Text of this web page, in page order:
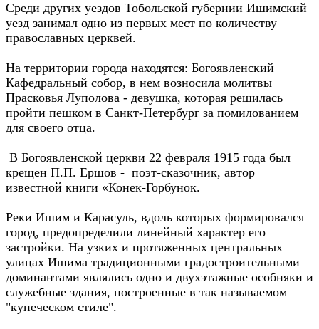
Среди других уездов Тобольской губернии Ишимский
уезд занимал одно из первых мест по количеству
православных церквей.
На территории города находятся: Богоявленский
Кафедральный собор, в нем возносила молитвы
Прасковья Луполова - девушка, которая решилась
пройти пешком в Санкт-Петербург за помилованием
для своего отца.
В Богоявленской церкви 22 февраля 1915 года был
крещен П.П. Ершов - поэт-сказочник, автор
известной книги «Конек-Горбунок.
Реки Ишим и Карасуль, вдоль которых формировался
город, предопределили линейный характер его
застройки. На узких и протяженных центральных
улицах Ишима традиционными градостроительными
доминантами являлись одно и двухэтажные особняки и
служебные здания, построенные в так называемом
"купеческом стиле".